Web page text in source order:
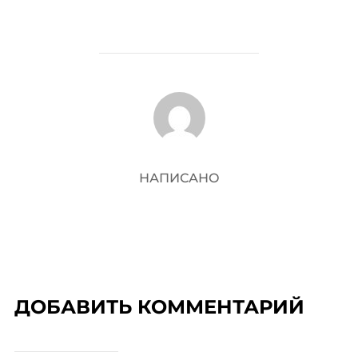
АВТОР ЗАПИСИ
НАПИСАНО
ДОБАВИТЬ КОММЕНТАРИЙ